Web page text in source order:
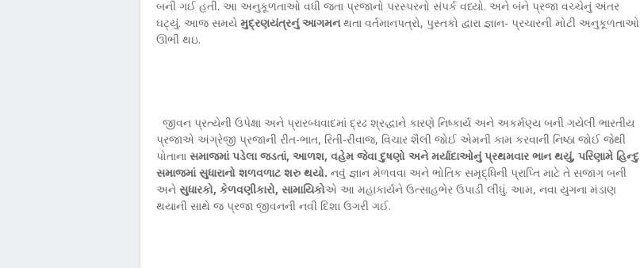
બની ગઈ હતી. આ અનુકૂળતાઓ વધી જતા પ્રજાનો પરસ્પરનો સંપર્ક વધ્યો. અને બંને પ્રજા વચ્ચેનું અંતર
ઘટ્યું. આજ સમયે મુદ્રણયંત્રનું આગમનથતા વર્તમાનપત્રો, પુસ્તકો દ્વારા જ્ઞાન- પ્રચારની મોટી અનુકૂળતાઓ
ઊભી થઇ.
જીવન પ્રત્યેની ઉપેક્ષા અને પ્રારબ્ધવાદમાં દ્રઢ શ્રદ્ધાને કારણે નિષ્કાર્ય અને અકર્મણ્ય બની ગયેલી ભારતીય
પ્રજાએ અંગ્રેજી પ્રજાની રીત-ભાત, રિતી-રીવાજ, વિચાર શૈલી જોઈ એમની કામ કરવાની નિષ્ઠા જોઈ જેથી
પોતાના સમાજમાં પડેલા જડતાં, આળશ, વહેમ જેવા દુષણો અને મર્યાદાઓનું પ્રથમવાર ભાન થયું, પરિણામે હિન્દુ
સમાજમાં સુધારાનો શળવળાટ શરુ થયો. નવું જ્ઞાન મેળવવા અને ભોતિક સમૃદ્ધિની પ્રાપ્તિ માટે તે સજાગ બની
અને સુધારકો, કેળવણીકારો, સામાયિકોએ આ મહાકાર્યને ઉત્સાહભેર ઉપાડી લીધું. આમ, નવા યુગના મંડાણ
થયાની સાથે જ પ્રજા જીવનની નવી દિશા ઉગરી ગઈ.